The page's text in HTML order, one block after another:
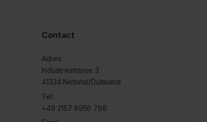
Contact
Adres:
Industriestrasse 3
41334 Nettetal/Duitsland
Tel:
+49 2157 8956 788